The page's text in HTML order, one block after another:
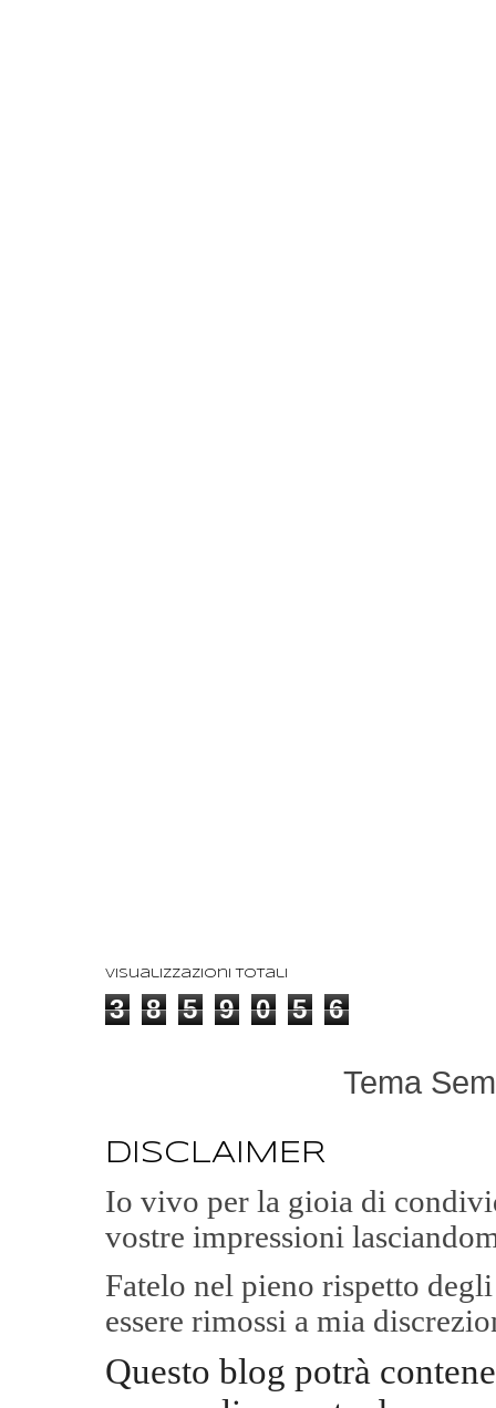
Visualizzazioni totali
3 8 5 9 0 5 6
Tema
DISCLAIMER
Io vivo per la gioia di
vostre impressioni
Fatelo nel pieno rispetto
essere rimossi a mia
Questo blog potrà